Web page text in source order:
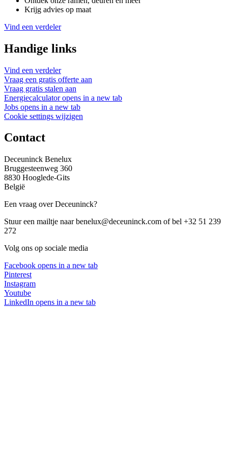
Krijg advies op maat
Vind een verdeler
Handige links
Vind een verdeler
Vraag een gratis offerte aan
Vraag gratis stalen aan
Energiecalculator opens in a new tab
Jobs opens in a new tab
Cookie settings wijzigen
Contact
Deceuninck Benelux
Bruggesteenweg 360
8830 Hooglede-Gits
België
Een vraag over Deceuninck?
Stuur een mailtje naar benelux@deceuninck.com of bel +32 51 239
272
Volg ons op sociale media
Facebook opens in a new tab
Pinterest
Instagram
Youtube
LinkedIn opens in a new tab